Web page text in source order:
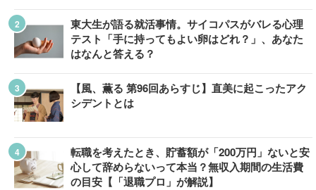
東大生が語る就活事情。サイコパスがバレる心理
テスト「手に持ってもよい卵はどれ？」、あなた
はなんと答える？
【風、薫る 第96回あらすじ】直美に起こったアク
シデントとは
転職を考えたとき、貯蓄額が「200万円」ないと安
心して辞めらないって本当？無収入期間の生活費
の目安【「退職プロ」が解説】